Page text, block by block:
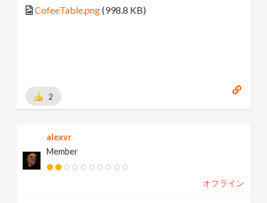
CofeeTable.png(998.8 KB)
2
alexvr
Member
オフライン